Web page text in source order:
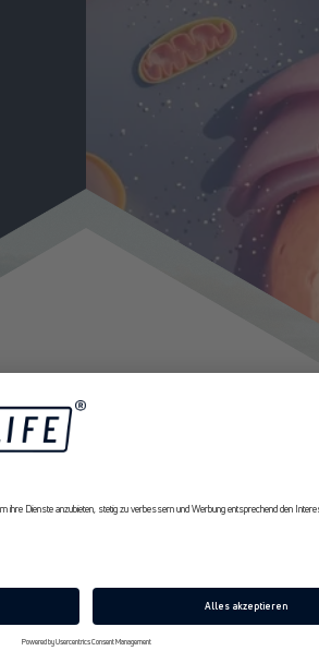
Rabatt
sofort
10% Rabatt sichern